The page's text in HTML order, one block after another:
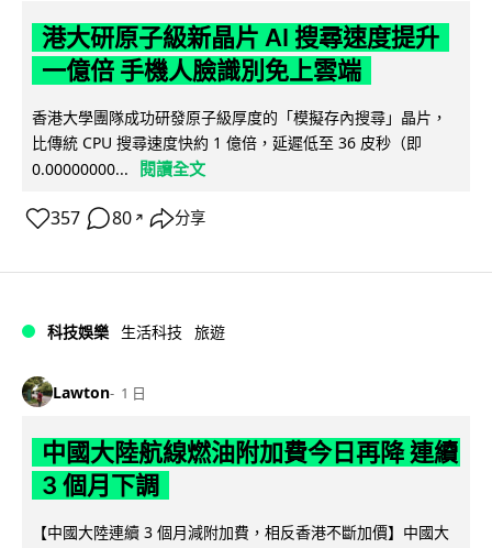
港大研原子級新晶片 AI 搜尋速度提升
一億倍 手機人臉識別免上雲端
香港大學團隊成功研發原子級厚度的「模擬存內搜尋」晶片，
比傳統 CPU 搜尋速度快約 1 億倍，延遲低至 36 皮秒（即
0.00000000...
閱讀全文
357 80 ↗ 分享
科技娛樂 生活科技 旅遊
Lawton 1 日
中國大陸航線燃油附加費今日再降 連續
3 個月下調
【中國大陸連續 3 個月減附加費，相反香港不斷加價】中國大